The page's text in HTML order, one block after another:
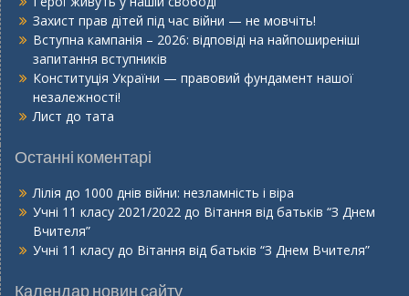
Захист прав дітей під час війни — не мовчіть!
Вступна кампанія – 2026: відповіді на найпоширеніші
запитання вступників
Конституція України — правовий фундамент нашої
незалежності!
Лист до тата
Останні коментарі
Лілія до 1000 днів війни: незламність і віра
Учні 11 класу 2021/2022 до Вітання від батьків “З Днем
Вчителя”
Учні 11 класу до Вітання від батьків “З Днем Вчителя”
Календар новин сайту